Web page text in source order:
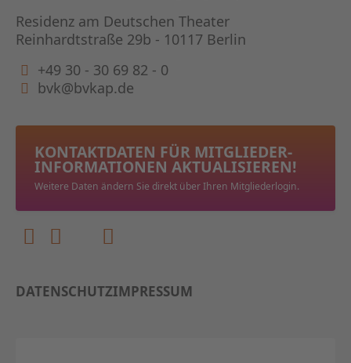
Residenz am Deutschen Theater
Reinhardtstraße 29b - 10117 Berlin
+49 30 - 30 69 82 - 0
bvk@bvkap.de
KONTAKTDATEN FÜR MITGLIEDER­
INFORMATIONEN AKTUALISIEREN!
Weitere Daten ändern Sie direkt über Ihren Mitgliederlogin.
DATENSCHUTZIMPRESSUM